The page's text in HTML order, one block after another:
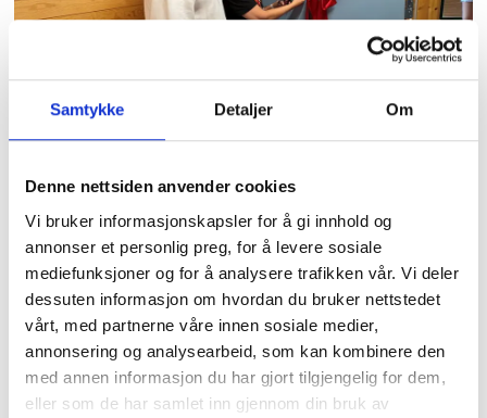
Samtykke Detaljer Om
Denne nettsiden anvender cookies
Vi bruker informasjonskapsler for å gi innhold og
annonser et personlig preg, for å levere sosiale
mediefunksjoner og for å analysere trafikken vår. Vi deler
dessuten informasjon om hvordan du bruker nettstedet
vårt, med partnerne våre innen sosiale medier,
annonsering og analysearbeid, som kan kombinere den
med annen informasjon du har gjort tilgjengelig for dem,
eller som de har samlet inn gjennom din bruk av
Tidligere forbundsleder
Utøya-rom